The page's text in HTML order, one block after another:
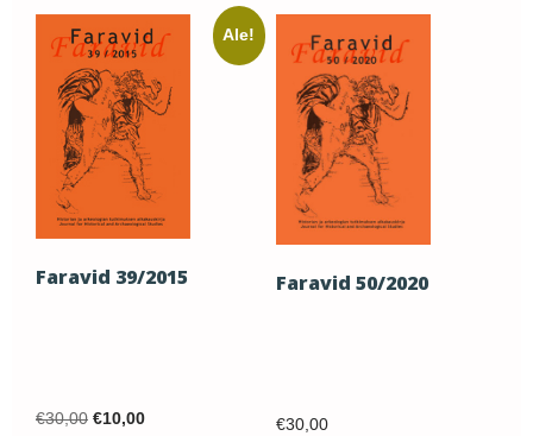
Ale!
Faravid 39/2015
€30,00 Original
€10,00Current
Faravid 50/2020
€30,00